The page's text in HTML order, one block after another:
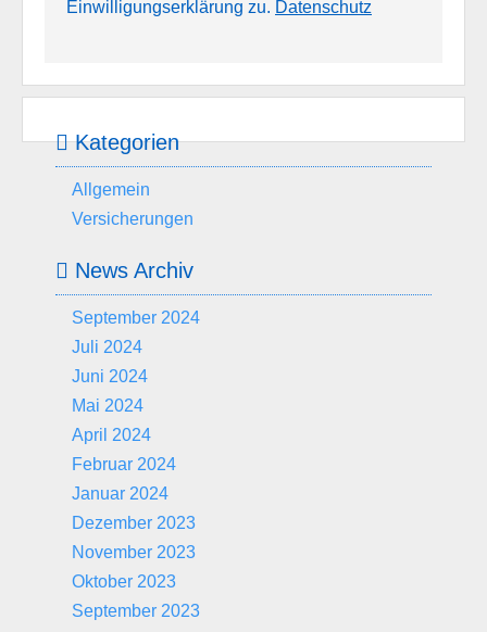
Einwilligungserklärung zu. Datenschutz
Kategorien
Allgemein
Versicherungen
News Archiv
September 2024
Juli 2024
Juni 2024
Mai 2024
April 2024
Februar 2024
Januar 2024
Dezember 2023
November 2023
Oktober 2023
September 2023